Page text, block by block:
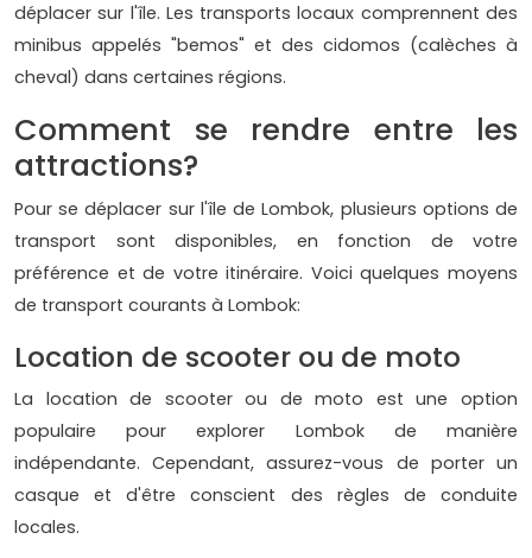
déplacer sur l'île. Les transports locaux comprennent des
minibus appelés "bemos" et des cidomos (calèches à
cheval) dans certaines régions.
Comment se rendre entre les
attractions?
Pour se déplacer sur l'île de Lombok, plusieurs options de
transport sont disponibles, en fonction de votre
préférence et de votre itinéraire. Voici quelques moyens
de transport courants à Lombok:
Location de scooter ou de moto
La location de scooter ou de moto est une option
populaire pour explorer Lombok de manière
indépendante. Cependant, assurez-vous de porter un
casque et d'être conscient des règles de conduite
locales.